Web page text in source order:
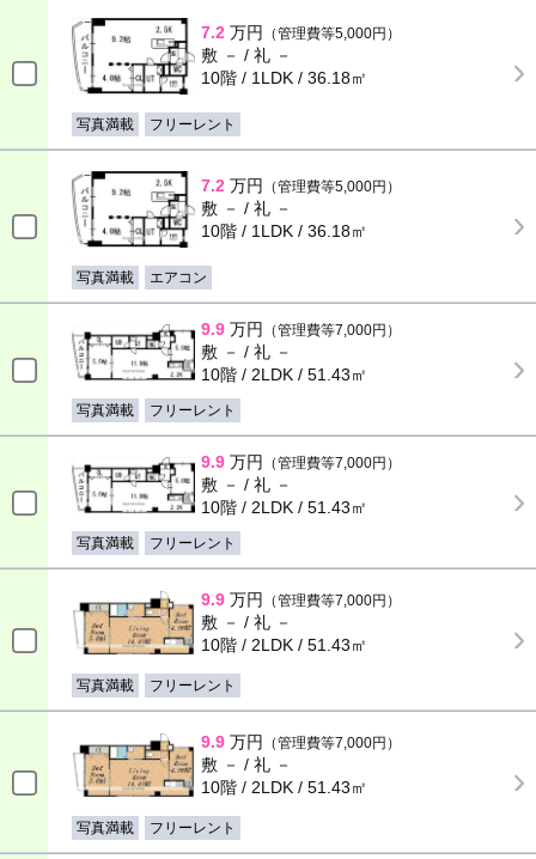
7.2 万円 （管理費等5,000円）
敷 － / 礼 －
10階 / 1LDK / 36.18㎡
写真満載 フリーレント
7.2 万円 （管理費等5,000円）
敷 － / 礼 －
10階 / 1LDK / 36.18㎡
写真満載 エアコン
9.9 万円 （管理費等7,000円）
敷 － / 礼 －
10階 / 2LDK / 51.43㎡
写真満載 フリーレント
9.9 万円 （管理費等7,000円）
敷 － / 礼 －
10階 / 2LDK / 51.43㎡
写真満載 フリーレント
9.9 万円 （管理費等7,000円）
敷 － / 礼 －
10階 / 2LDK / 51.43㎡
写真満載 フリーレント
9.9 万円 （管理費等7,000円）
敷 － / 礼 －
10階 / 2LDK / 51.43㎡
写真満載 フリーレント